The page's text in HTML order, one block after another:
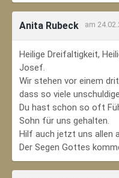
Anita Rubeck am
Heilige Dreifaltigkeit,
Josef.
Wir stehen vor einem
dass so viele
Du hast schon so oft
Sohn für uns gehalten.
Hilf auch jetzt uns allen
Der Segen Gottes